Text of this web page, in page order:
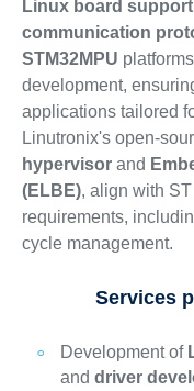
Linux board
communication
STM32MPU
development,
applications tailored
Linutronix's open-
hypervisorand
(ELBE), align with
requirements,
cycle management.
Services
Development of
and driver